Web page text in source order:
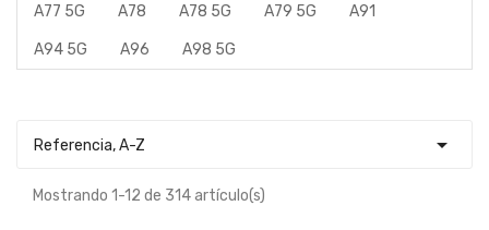
A77 5G A78 A78 5G A79 5G A91
A94 5G A96 A98 5G
Referencia, A-Z 
Mostrando 1-12 de 314 artículo(s)